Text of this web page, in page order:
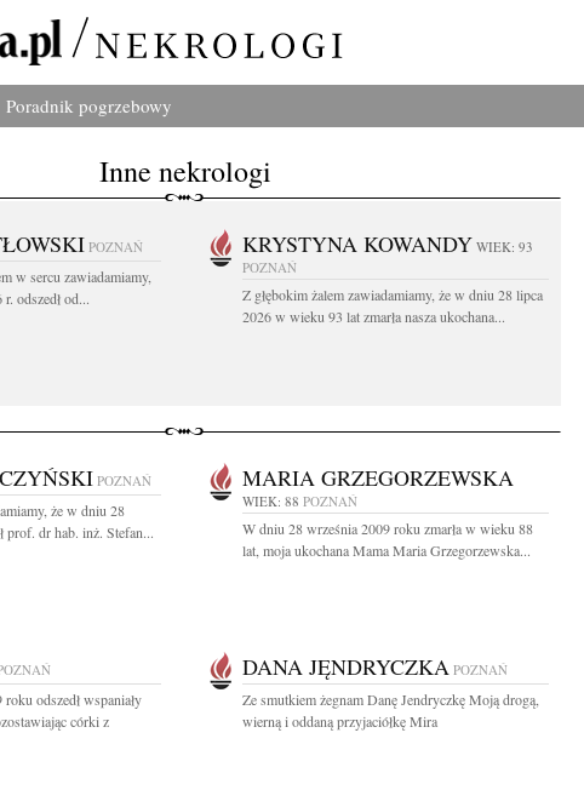
Poradnik pogrzebowy
Inne nekrologi
POZNAŃ
w sercu zawiadamiamy,
odszedł od...
KRYSTYNA KOWANDY WIEK: 93
POZNAŃ
Z głębokim żalem zawiadamiamy, że w dniu 28 lipca
2026 w wieku 93 lat zmarła nasza ukochana...
POZNAŃ
że w dniu 28
prof. dr hab. inż. Stefan...
MARIA GRZEGORZEWSKA
WIEK: 88 POZNAŃ
W dniu 28 września 2009 roku zmarła w wieku 88
lat, moja ukochana Mama Maria Grzegorzewska...
odszedł wspaniały
córki z
DANA JĘNDRYCZKA POZNAŃ
Ze smutkiem żegnam Danę Jendryczkę Moją drogą,
wierną i oddaną przyjaciółkę Mira